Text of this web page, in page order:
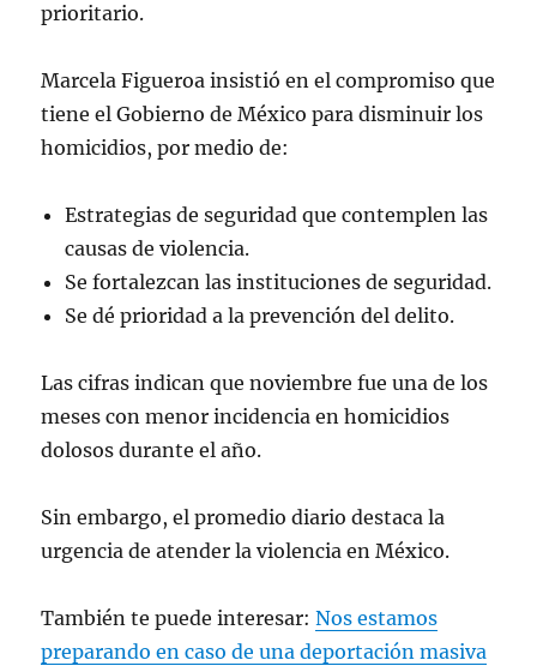
prioritario.
Marcela Figueroa insistió en el compromiso que
tiene el Gobierno de México para disminuir los
homicidios, por medio de:
Estrategias de seguridad que contemplen las
causas de violencia.
Se fortalezcan las instituciones de seguridad.
Se dé prioridad a la prevención del delito.
Las cifras indican que noviembre fue una de los
meses con menor incidencia en homicidios
dolosos durante el año.
Sin embargo, el promedio diario destaca la
urgencia de atender la violencia en México.
También te puede interesar:Nos estamos
preparando en caso de una deportación masiva